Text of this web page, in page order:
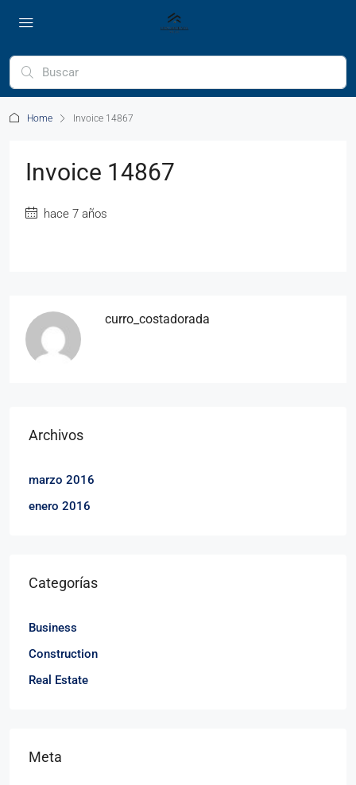
Home Invoice 14867
Invoice 14867
hace 7 años
curro_costadorada
Archivos
marzo 2016
enero 2016
Categorías
Business
Construction
Real Estate
Meta